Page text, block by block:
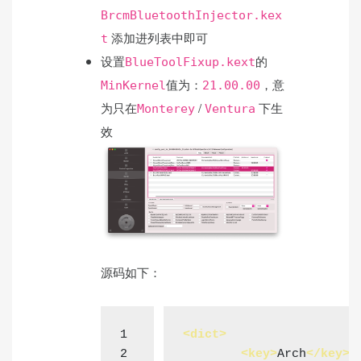
BrcmBluetoothInjector.kex
t 添加进列表中即可
设置BlueToolFixup.kext的
MinKernel值为： 21.00.00 ，意
为只在Monterey / Ventura 下生
效
源码如下：
1
2
<dict>
<key>Arch</key>